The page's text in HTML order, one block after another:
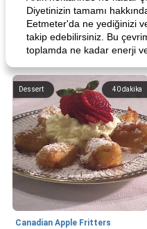
Diyetinizin tamamı
Eetmeter'da ne yediğinizi
takip edebilirsiniz. Bu
toplamda ne kadar enerji
40dakika
Dessert
Canadian Apple Fritters